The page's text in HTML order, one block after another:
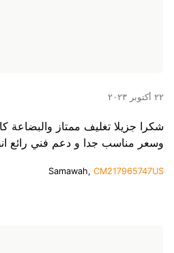
٢٢ أكتوبر ٢٠٢٣
شكرا جزيلا تغليف ممتاز
وسعر مناسب جدا و دعم فني رائع
Samawah, CM217965747US